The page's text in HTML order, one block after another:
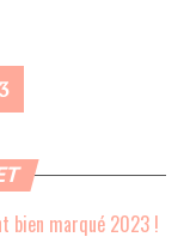
bien marqué 2023 !